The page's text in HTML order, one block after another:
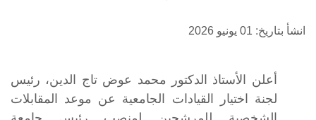
انشأ بتاريخ: 01 يونيو 2026
أعلن الأستاذ الدكتور محمد عوض تاج الدين، رئيس
لجنة اختيار القيادات الجامعية عن موعد المقابلات